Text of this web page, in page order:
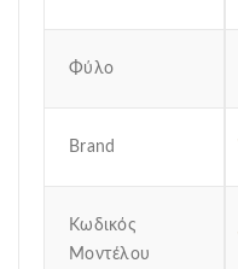
Φύλο
Brand
Κωδικός
Μοντέλου